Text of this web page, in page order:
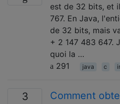
est de 32 bits, et
767. En Java,
de 32 bits, mais
+ 2 147 483 647.
quoi la …
291
java c
3
Comment